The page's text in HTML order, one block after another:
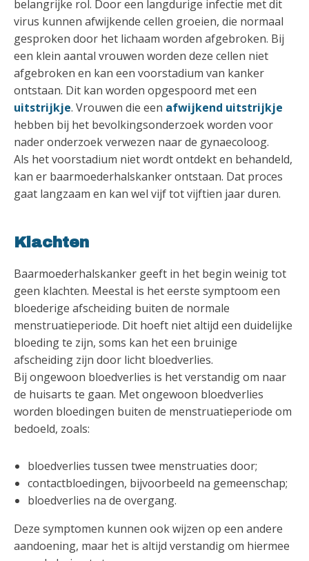
belangrijke rol. Door een langdurige infectie met dit
virus kunnen afwijkende cellen groeien, die normaal
gesproken door het lichaam worden afgebroken. Bij
een klein aantal vrouwen worden deze cellen niet
afgebroken en kan een voorstadium van kanker
ontstaan. Dit kan worden opgespoord met een
uitstrijkje. Vrouwen die een afwijkend uitstrijkje
hebben bij het bevolkingsonderzoek worden voor
nader onderzoek verwezen naar de gynaecoloog.
Als het voorstadium niet wordt ontdekt en behandeld,
kan er baarmoederhalskanker ontstaan. Dat proces
gaat langzaam en kan wel vijf tot vijftien jaar duren.
Klachten
Baarmoederhalskanker geeft in het begin weinig tot
geen klachten. Meestal is het eerste symptoom een
bloederige afscheiding buiten de normale
menstruatieperiode. Dit hoeft niet altijd een duidelijke
bloeding te zijn, soms kan het een bruinige
afscheiding zijn door licht bloedverlies.
Bij ongewoon bloedverlies is het verstandig om naar
de huisarts te gaan. Met ongewoon bloedverlies
worden bloedingen buiten de menstruatieperiode om
bedoeld, zoals:
bloedverlies tussen twee menstruaties door;
contactbloedingen, bijvoorbeeld na gemeenschap;
bloedverlies na de overgang.
Deze symptomen kunnen ook wijzen op een andere
aandoening, maar het is altijd verstandig om hiermee